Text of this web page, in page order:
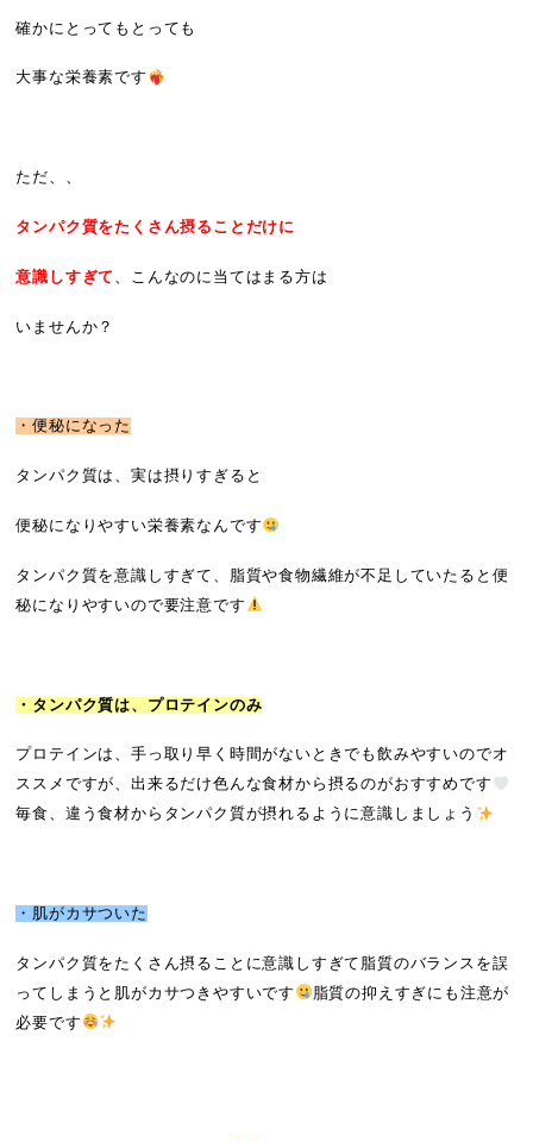
確かにとってもとっても
大事な栄養素です
ただ、、
タンパク質をたくさん摂ることだけに
意識しすぎて 、こんなのに当てはまる方は
いませんか？
・便秘になった
タンパク質は、実は摂りすぎると
便秘になりやすい栄養素なんです
タンパク質を意識しすぎて、脂質や食物繊維が不足していたると便
秘になりやすいので要注意です
・タンパク質は、プロテインのみ
プロテインは、手っ取り早く時間がないときでも飲みやすいのでオ
ススメですが、出来るだけ色んな食材から摂るのがおすすめです
毎食、違う食材からタンパク質が摂れるように意識しましょう
・肌がカサついた
タンパク質をたくさん摂ることに意識しすぎて脂質のバランスを誤
ってしまうと肌がカサつきやすいです
脂質の抑えすぎにも注意が
必要です